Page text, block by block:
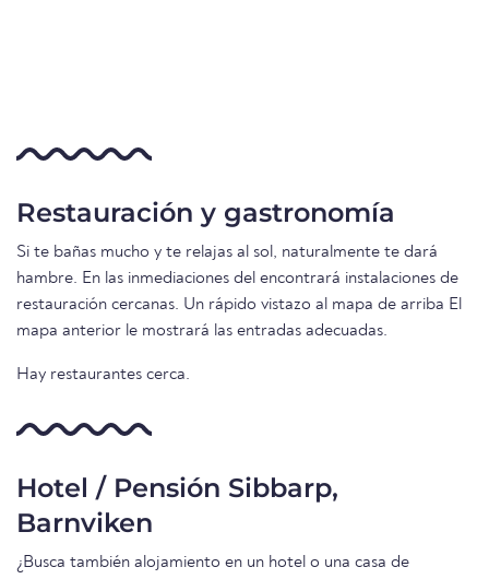
Restauración y gastronomía
Si te bañas mucho y te relajas al sol, naturalmente te dará
hambre. En las inmediaciones del encontrará instalaciones de
restauración cercanas. Un rápido vistazo al mapa de arriba El
mapa anterior le mostrará las entradas adecuadas.
Hay restaurantes cerca.
Hotel / Pensión Sibbarp,
Barnviken
¿Busca también alojamiento en un hotel o una casa de